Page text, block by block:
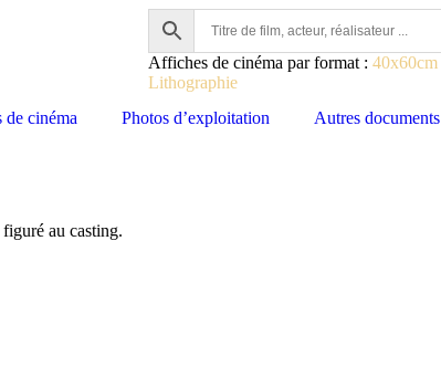
Affiches de cinéma par format : 40x60cm
Lithographie
cinéma Photos d’exploitation Autres documents
figuré au casting.